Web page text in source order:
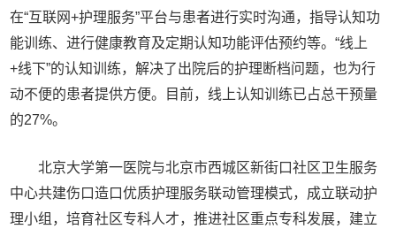
在“互联网+护理服务”平台与患者进行实时沟通，指导认知功
能训练、进行健康教育及定期认知功能评估预约等。“线上
+线下”的认知训练，解决了出院后的护理断档问题，也为行
动不便的患者提供方便。目前，线上认知训练已占总干预量
的27%。
北京大学第一医院与北京市西城区新街口社区卫生服务
中心共建伤口造口优质护理服务联动管理模式，成立联动护
理小组，培育社区专科人才，推进社区重点专科发展，建立